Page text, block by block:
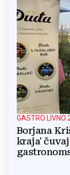
GASTRO LIVNO
Borjana
kraja'